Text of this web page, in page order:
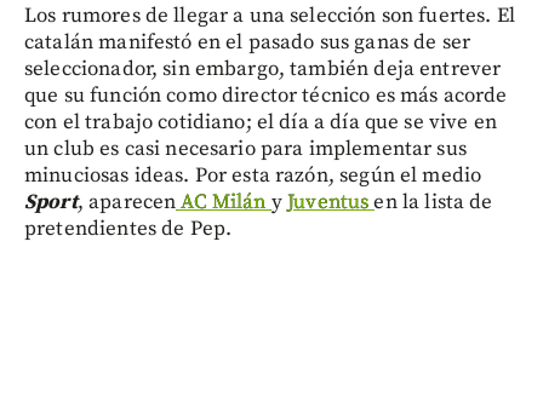
Los rumores de llegar a una selección son fuertes. El
catalán manifestó en el pasado sus ganas de ser
seleccionador, sin embargo, también deja entrever
que su función como director técnico es más acorde
con el trabajo cotidiano; el día a día que se vive en
un club es casi necesario para implementar sus
minuciosas ideas. Por esta razón, según el medio
Sport, aparecenAC Milán yJuventusen la lista de
pretendientes de Pep.